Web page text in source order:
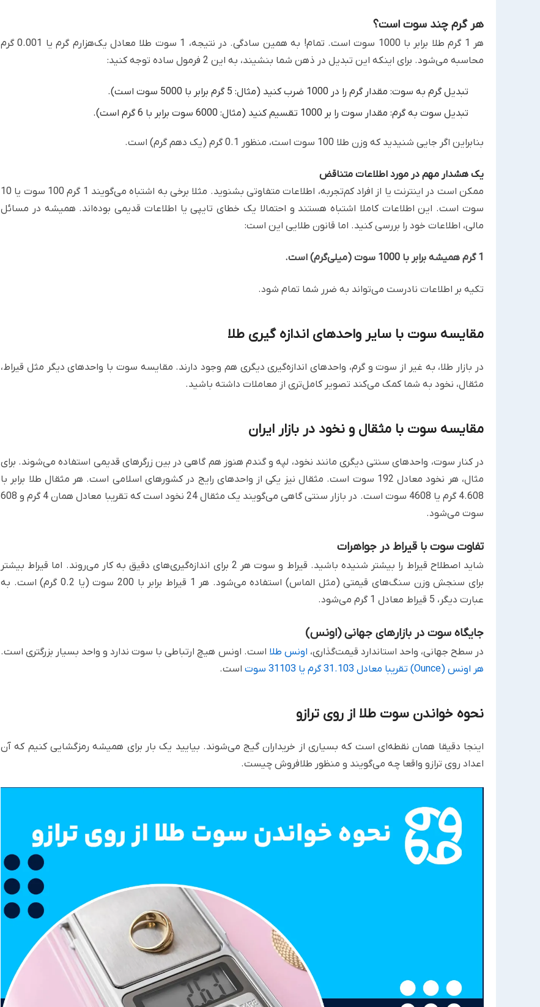
هر گرم چند سوت است؟
هر 1 گرم طلا برابر با 1000 سوت است. تمام! به همین سادگی. در نتیجه، 1 سوت طلا معادل یک‌هزارم گرم یا 0.001 گرم
محاسبه می‌شود. برای اینکه این تبدیل در ذهن شما بنشیند، به این 2 فرمول ساده توجه کنید:
تبدیل گرم به سوت: مقدار گرم را در 1000 ضرب کنید (مثال: 5 گرم برابر با 5000 سوت است).
تبدیل سوت به گرم: مقدار سوت را بر 1000 تقسیم کنید (مثال: 6000 سوت برابر با 6 گرم است).
بنابراین اگر جایی شنیدید که وزن طلا 100 سوت است، منظور 0.1 گرم (یک دهم گرم) است.
یک هشدار مهم در مورد اطلاعات متناقض
ممکن است در اینترنت یا از افراد کم‌تجربه، اطلاعات متفاوتی بشنوید. مثلا برخی به اشتباه می‌گویند 1 گرم 100 سوت یا 10
سوت است. این اطلاعات کاملا اشتباه هستند و احتمالا یک خطای تایپی یا اطلاعات قدیمی بوده‌اند. همیشه در مسائل
مالی، اطلاعات خود را بررسی کنید. اما قانون طلایی این است:
1 گرم همیشه برابر با 1000 سوت (میلی‌گرم) است.
تکیه بر اطلاعات نادرست می‌تواند به ضرر شما تمام شود.
مقایسه سوت با سایر واحدهای اندازه گیری طلا
در بازار طلا، به غیر از سوت و گرم، واحدهای اندازه‌گیری دیگری هم وجود دارند. مقایسه سوت با واحدهای دیگر مثل قیراط،
مثقال، نخود به شما کمک می‌کند تصویر کامل‌تری از معاملات داشته باشید.
مقایسه سوت با مثقال و نخود در بازار ایران
در کنار سوت، واحدهای سنتی دیگری مانند نخود، لپه و گندم هنوز هم گاهی در بین زرگرهای قدیمی استفاده می‌شوند. برای
مثال، هر نخود معادل 192 سوت است. مثقال نیز یکی از واحدهای رایج در کشورهای اسلامی است. هر مثقال طلا برابر با
4.608 گرم یا 4608 سوت است. در بازار سنتی گاهی می‌گویند یک مثقال 24 نخود است که تقریبا معادل همان 4 گرم و 608
سوت می‌شود.
تفاوت سوت با قیراط در جواهرات
شاید اصطلاح قیراط را بیشتر شنیده باشید. قیراط و سوت هر 2 برای اندازه‌گیری‌های دقیق به کار می‌روند. اما قیراط بیشتر
برای سنجش وزن سنگ‌های قیمتی (مثل الماس) استفاده می‌شود. هر 1 قیراط برابر با 200 سوت (یا 0.2 گرم) است. به
عبارت دیگر، 5 قیراط معادل 1 گرم می‌شود.
جایگاه سوت در بازارهای جهانی (اونس)
در سطح جهانی، واحد استاندارد قیمت‌گذاری، اونس طلا است. اونس هیچ ارتباطی با سوت ندارد و واحد بسیار بزرگتری است.
هر اونس (Ounce) تقریبا معادل 31.103 گرم یا 31103 سوت
است.
نحوه خواندن سوت طلا از روی ترازو
اینجا دقیقا همان نقطه‌ای است که بسیاری از خریداران گیج می‌شوند. بیایید یک بار برای همیشه رمزگشایی کنیم که آن
اعداد روی ترازو واقعا چه می‌گویند و منظور طلافروش چیست.